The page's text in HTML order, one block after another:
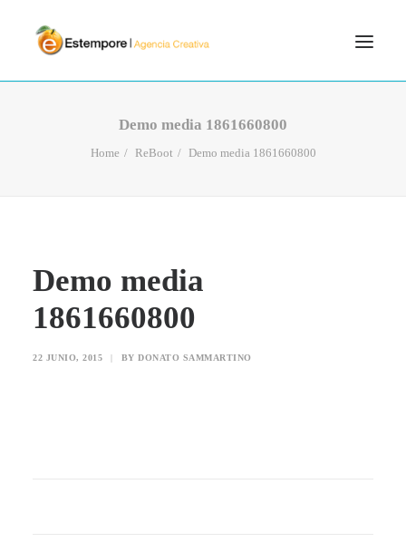
Demo media 1861660800
Home ReBoot Demo media 1861660800
Demo media
1861660800
22 JUNIO, 2015 | BY DONATO SAMMARTINO